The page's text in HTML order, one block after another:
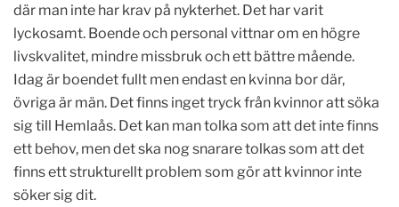
där man inte har krav på nykterhet. Det har varit
lyckosamt. Boende och personal vittnar om en högre
livskvalitet, mindre missbruk och ett bättre mående.
Idag är boendet fullt men endast en kvinna bor där,
övriga är män. Det finns inget tryck från kvinnor att söka
sig till Hemlaås. Det kan man tolka som att det inte finns
ett behov, men det ska nog snarare tolkas som att det
finns ett strukturellt problem som gör att kvinnor inte
söker sig dit.